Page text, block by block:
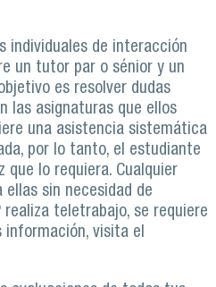
individuales de interacción
un tutor par o sénior y un
es resolver dudas
las asignaturas que ellos
una asistencia sistemática
por lo tanto, el estudiante
que lo requiera. Cualquier
sin necesidad de
realiza teletrabajo, se requiere
información, visita el